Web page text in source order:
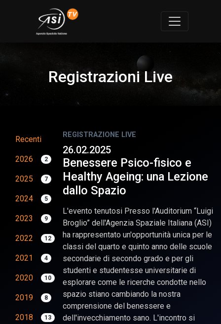
Registrazioni Live
Recenti
2026 2
2025 7
2024 5
2023 9
2022 12
2021 4
2020 10
2019 8
2018 13
REGISTRAZIONE LIVE
26.02.2025
Benessere Psico-fisico e
Healthy Ageing: una Lezione
dallo Spazio
L'evento tenutosi Presso l'Auditorium “Luigi
Broglio” dell'Agenzia Spaziale Italiana (ASI)
ha rappresentato un'opportunità unica per le
classi del quarto e quinto anno delle scuole
secondarie di secondo grado e per gli
studenti e studentesse universitarie di
esplorare come le ricerche condotte nello
spazio stiano cambiando la nostra
comprensione del benessere e
dell'invecchiamento sano. L'incontro si